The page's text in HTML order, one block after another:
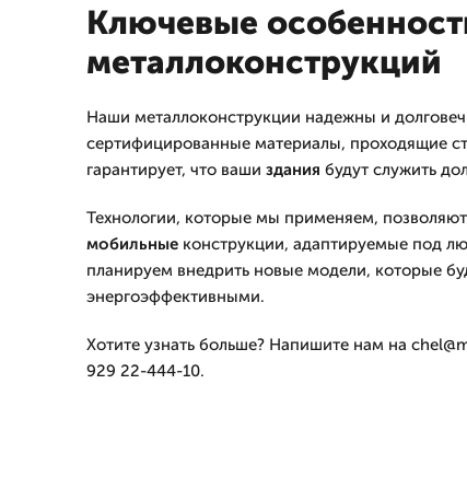
Ключевые
металлоконструкций
Наши металлоконструкции надежны и
сертифицированные материалы, проходящие
гарантирует, что ваши здания будут служить
Технологии, которые мы применяем, позволяют
мобильные конструкции, адаптируемые под
планируем внедрить новые модели, которые
энергоэффективными.
Хотите узнать больше? Напишите нам на
929 22-444-10.